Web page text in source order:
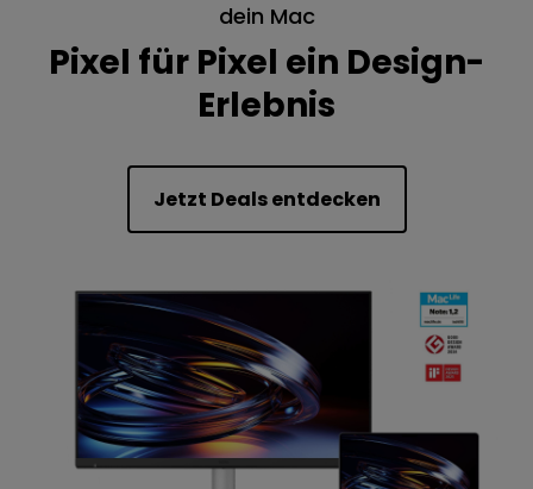
dein Mac
Pixel für Pixel ein Design-
Erlebnis
Jetzt Deals entdecken